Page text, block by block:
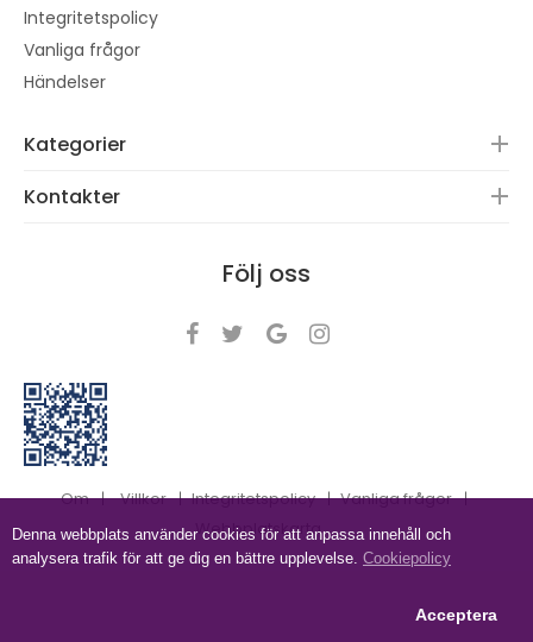
Integritetspolicy
Vanliga frågor
Händelser
Kategorier
Kontakter
Följ oss
Om Villkor Integritetspolicy
Vanliga frågor
Webbplatskarta
Denna webbplats använder cookies för att anpassa innehåll och
analysera trafik för att ge dig en bättre upplevelse. Cookiepolicy
Acceptera